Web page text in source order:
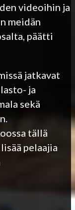
videoihin ja
meidän
päätti
jatkavat
ja
sekä
tällä
pelaajia